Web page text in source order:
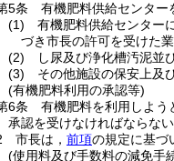
5条
有機肥料供給センター
(1)
有機肥料供給センター
づき市長の許可を受けた
(2)
し尿及び浄化槽汚泥並
(3)
その他施設の保安上及
(有機肥料利用の承認等)
6条
有機肥料を利用しよう
承認を受けなければならない
市長は， 前項の規定に基づ
(使用料及び手数料の減免手